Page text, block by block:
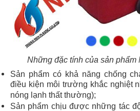
Những đặc tính của sản phẩm
Sản phẩm có khả năng chống
điều kiện môi trường khắc nghiệt
nóng lạnh thất thường);
Sản phẩm chịu được những tác